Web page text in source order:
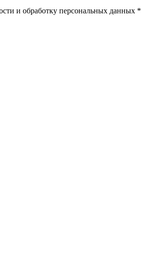
и обработку персональных данных *